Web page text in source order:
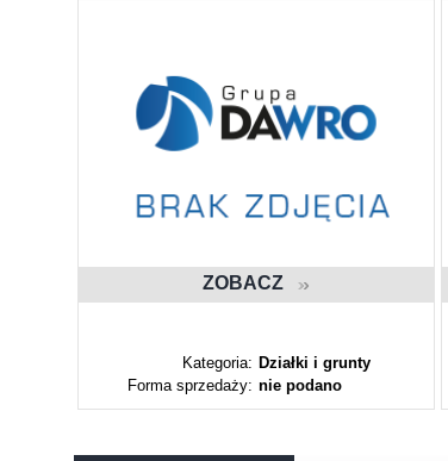
ZOBACZ
Kategoria: Działki i grunty
Forma sprzedaży: nie podano